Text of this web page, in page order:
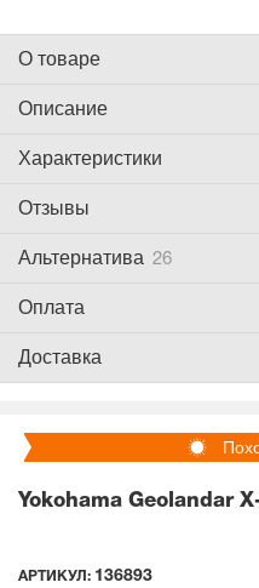
О товаре
Описание
Характеристики
Отзывы
Альтернатива 26
Оплата
Доставка
Yokohama Geolandar
АРТИКУЛ: 136893